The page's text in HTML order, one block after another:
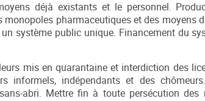
déjà existants et le personnel.
pharmaceutiques et des moyens
système public unique. Financement du
mis en quarantaine et interdiction des
informels, indépendants et des
abri. Mettre fin à toute persécution des